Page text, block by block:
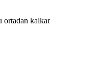
ortadan kalkar